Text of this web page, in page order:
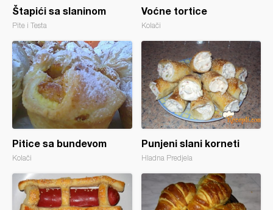
Štapići sa slaninom
Pite i Testa
Voćne tortice
Kolači
Pitice sa bundevom
Kolači
Punjeni slani korneti
Hladna Predjela